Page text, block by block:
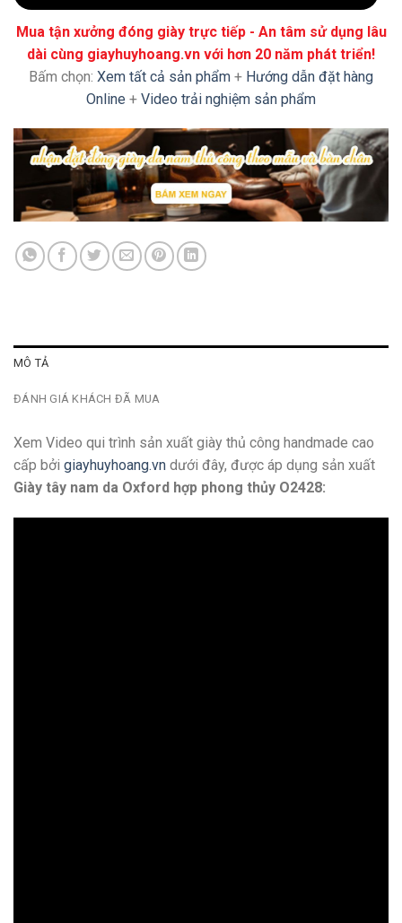
Mua tận xưởng đóng giày trực tiếp - An tâm sử dụng lâu
dài cùng giayhuyhoang.vn với hơn 20 năm phát triển!
Bấm chọn: Xem tất cả sản phẩm + Hướng dẫn đặt hàng
Online + Video trải nghiệm sản phẩm
MÔ TẢ
ĐÁNH GIÁ KHÁCH ĐÃ MUA
Xem Video qui trình sản xuất giày thủ công handmade cao
cấp bởi giayhuyhoang.vn dưới đây, được áp dụng sản xuất
Giày tây nam da Oxford hợp phong thủy O2428: